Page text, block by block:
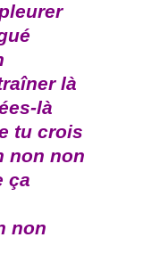
là
là
tu crois
non non
ça
non